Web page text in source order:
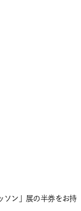
ソン」展の半券をお持